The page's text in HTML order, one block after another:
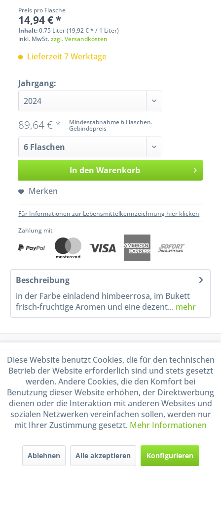
Preis pro Flasche
14,94 € *
Inhalt:0.75 Liter (19,92 € * / 1 Liter)
inkl. MwSt.zzgl. Versandkosten
Lieferzeit 7 Werktage
Jahrgang:
Mindestabnahme 6 Flaschen.
Gebindepreis
89,64 € *
In den Warenkorb
Merken
Für Informationen zur Lebensmittelkennzeichnung hier klicken
Zahlung mit
Beschreibung
in der Farbe einladend himbeerrosa, im Bukett
frisch-fruchtige Aromen und eine dezent... mehr
Service Hotline
Shop Service
Informationen
Handel mit BIO-Weinen
durch DE-ÖKO-009
Diese Website benutzt Cookies, die für den technischen
Betrieb der Website erforderlich sind und stets gesetzt
werden. Andere Cookies, die den Komfort bei
Benutzung dieser Website erhöhen, der Direktwerbung
dienen oder die Interaktion mit anderen Websites und
sozialen Netzwerken vereinfachen sollen, werden nur
mit Ihrer Zustimmung gesetzt. Mehr Informationen
Ablehnen Alle akzeptieren Konfigurieren